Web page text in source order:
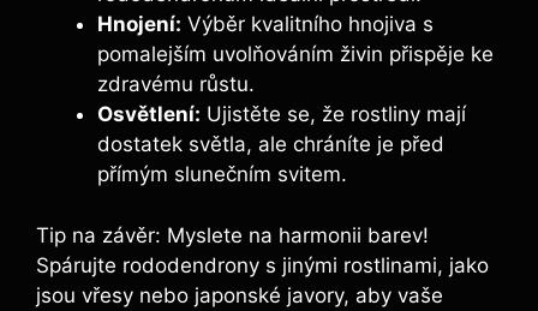
Hnojení: Výběr kvalitního hnojiva s
pomalejším uvolňováním živin přispěje ke
zdravému růstu.
Osvětlení: Ujistěte se, že rostliny mají
dostatek světla, ale chráníte je před
přímým slunečním svitem.
Tip na závěr: Myslete na harmonii barev!
Spárujte rododendrony s jinými rostlinami, jako
jsou vřesy nebo japonské javory, aby vaše